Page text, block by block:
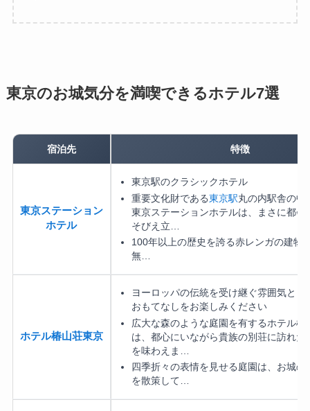
東京のお城気分を満喫できるホテル7選
宿泊先 特徴
東京ステーション
ホテル
東京駅のクラシックホテル
重要文化財である東京駅丸の内駅舎の中
東京ステーションホテルは、まさに都会
そびえ立…
100年以上の歴史を誇る赤レンガの建物
無…
ホテル椿山荘東京
ヨーロッパの伝統を受け継ぐ雰囲気とき
おもてなしをお楽しみください
広大な森のような庭園を有するホテル椿
は、都心にいながら貴族の別荘に訪れた
を味わえま…
四季折々の表情を見せる庭園は、お城の
を散策して…